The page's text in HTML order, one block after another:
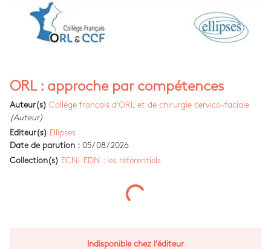
ORL : approche par compétences
Auteur(s) Collège français d'ORL et de chirurgie cervico-faciale
(Auteur)
Editeur(s) Ellipses
Date de parution : 05/08/2026
Collection(s) ECNi-EDN : les référentiels
Indisponible chez l'éditeur